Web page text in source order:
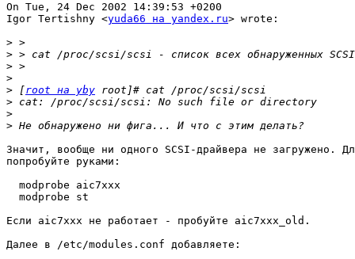
On Tue, 24 Dec 2002 14:39:53 +0200
Igor Tertishny <yuda66 на yandex.ru> wrote:
>
>
>
>
> [root на yby
>
>
>
Значит, вообще ни одного SCSI-драйвера не загружено.
попробуйте руками:
  modprobe aic7xxx
  modprobe st
Если aic7xxx не работает - пробуйте aic7xxx_old.
Далее в /etc/modules.conf добавляете: